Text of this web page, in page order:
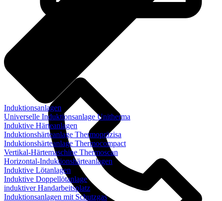
Induktionsanlagen
Universelle Induktionsanlage Unitherma
Induktive Härteanlagen
Induktionshärteanlage Thermopräzisa
Induktionshärteanlage Thermocompact
Vertikal-Härtemaschine Thermoscan
Horizontal-Induktionshärteanlagen
Induktive Lötanlagen
Induktive Doppellötanlage
induktiver Handarbeitsplatz
Induktionsanlagen mit Schutzgas